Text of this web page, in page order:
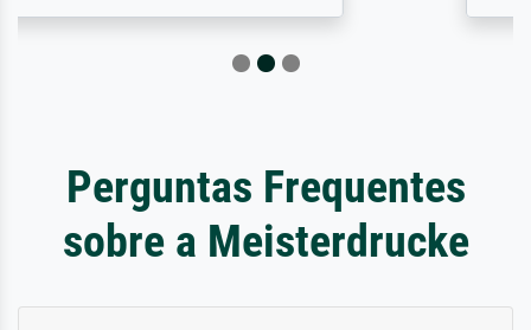
Perguntas Frequentes
sobre a Meisterdrucke